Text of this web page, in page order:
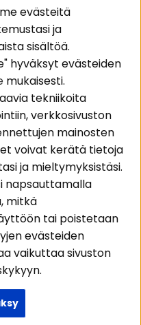
ja
meitä
Instagram
Facebook
Youtube
Tiktok
Electronics
evästeitä
ja
sisältöä.
hyväksyt evästeiden
mukaisesti.
tekniikoita
verkkosivuston
mainosten
voivat kerätä tietoja
ja mieltymyksistäsi.
napsauttamalla
mitkä
tai poistetaan
evästeiden
vaikuttaa sivuston
evästeitä ja
lue